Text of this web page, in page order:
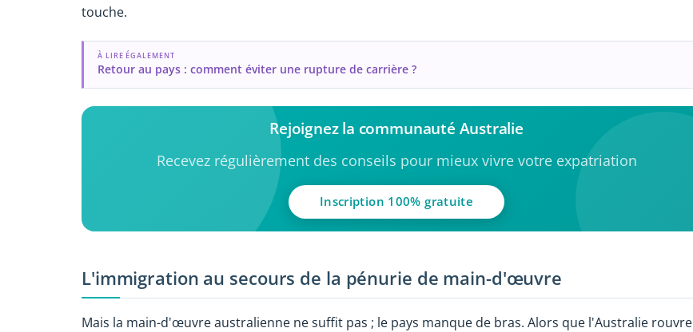
touche.
À LIRE ÉGALEMENT
Retour au pays : comment éviter une rupture de carrière ?
Rejoignez la communauté Australie
Recevez régulièrement des conseils pour mieux vivre votre expatriation
Inscription 100% gratuite
L'immigration au secours de la pénurie de main-d'œuvre
Mais la main-d'œuvre australienne ne suffit pas ; le pays manque de bras. Alors que l'Australie rouvre